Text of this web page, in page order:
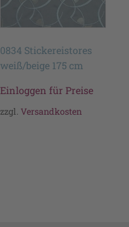
0834 Stickereistores
weiß/beige 175 cm
Einloggen für Preise
zzgl.Versandkosten